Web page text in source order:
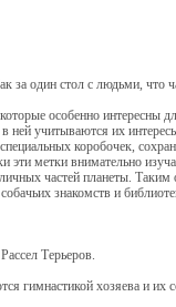
за один стол с людьми, что
особенно интересны
учитываются их
коробочек,
эти метки внимательно
частей планеты. Таким
знакомств и
Терьеров.
гимнастикой хозяева и их